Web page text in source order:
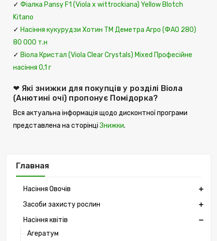
Главная
Насіння Овочів
Засоби захисту рослин
Насіння квітів
Агератум
✓ Фіалка Pansy F1 (Viola x wittrockiana) Yellow Blotch
Kitano
✓ Насіння кукурудзи Хотин ТМ Деметра Агро (ФАО 280)
80 000 т.н
✓ Віола Кристал (Viola Clear Crystals) Mixed Професійне
насіння 0,1 г
❤ Які знижки для покупців у розділі Віола
(Анютині очі) пропонує Помідорка?
Вся актуальна інформація щодо дисконтної програми
представлена ​​на сторінціЗнижки.